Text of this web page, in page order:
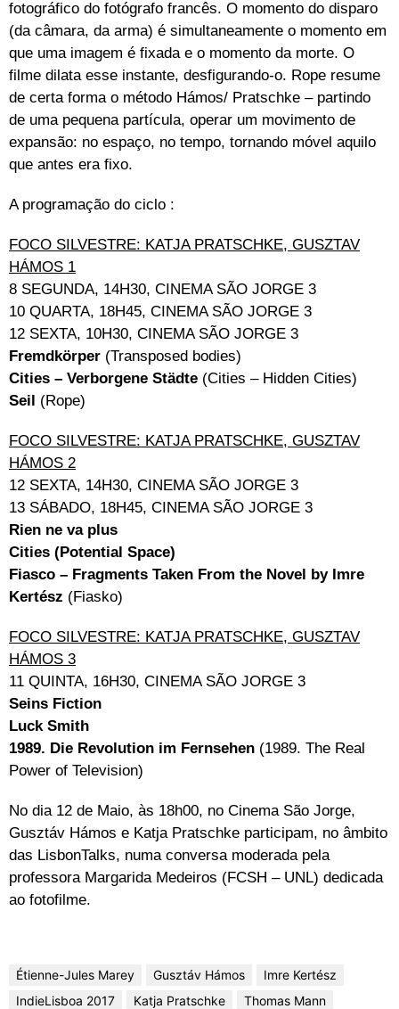
fotográfico do fotógrafo francês. O momento do disparo
(da câmara, da arma) é simultaneamente o momento em
que uma imagem é fixada e o momento da morte. O
filme dilata esse instante, desfigurando-o. Rope resume
de certa forma o método Hámos/ Pratschke – partindo
de uma pequena partícula, operar um movimento de
expansão: no espaço, no tempo, tornando móvel aquilo
que antes era fixo.
A programação do ciclo :
FOCO SILVESTRE: KATJA PRATSCHKE, GUSZTAV
HÁMOS 1
8 SEGUNDA, 14H30, CINEMA SÃO JORGE 3
10 QUARTA, 18H45, CINEMA SÃO JORGE 3
12 SEXTA, 10H30, CINEMA SÃO JORGE 3
Fremdkörper (Transposed bodies)
Cities – Verborgene Städte (Cities – Hidden Cities)
Seil (Rope)
FOCO SILVESTRE: KATJA PRATSCHKE, GUSZTAV
HÁMOS 2
12 SEXTA, 14H30, CINEMA SÃO JORGE 3
13 SÁBADO, 18H45, CINEMA SÃO JORGE 3
Rien ne va plus
Cities (Potential Space)
Fiasco – Fragments Taken From the Novel by Imre
Kertész (Fiasko)
FOCO SILVESTRE: KATJA PRATSCHKE, GUSZTAV
HÁMOS 3
11 QUINTA, 16H30, CINEMA SÃO JORGE 3
Seins Fiction
Luck Smith
1989. Die Revolution im Fernsehen (1989. The Real
Power of Television)
No dia 12 de Maio, às 18h00, no Cinema São Jorge,
Gusztáv Hámos e Katja Pratschke participam, no âmbito
das LisbonTalks, numa conversa moderada pela
professora Margarida Medeiros (FCSH – UNL) dedicada
ao fotofilme.
Étienne-Jules Marey Gusztáv Hámos
Imre Kertész
IndieLisboa 2017
Katja Pratschke Thomas Mann